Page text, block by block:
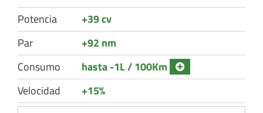
Potencia
+39 cv
Par
+92 nm
Consumo
hasta -1L / 100Km
Velocidad
+15%